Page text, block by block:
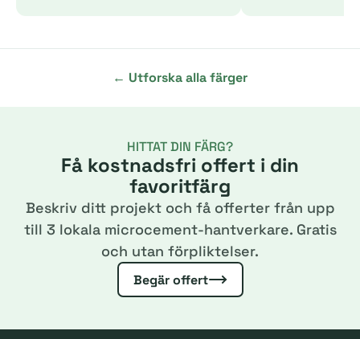
← Utforska alla färger
HITTAT DIN FÄRG?
Få kostnadsfri offert i din
favoritfärg
Beskriv ditt projekt och få offerter från upp
till 3 lokala microcement-hantverkare. Gratis
och utan förpliktelser.
Begär offert